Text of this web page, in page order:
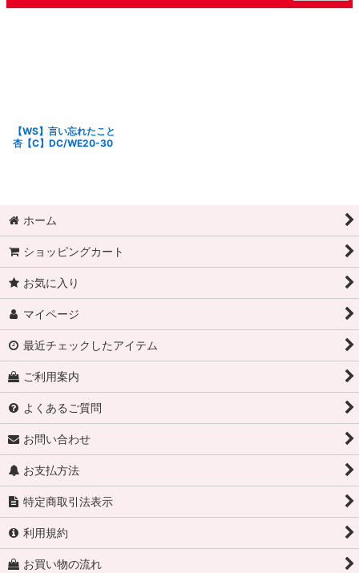
【WS】言い忘れたこと
杏【C】DC/WE20-30
ホーム
ショッピングカート
お気に入り
マイページ
最近チェックしたアイテム
ご利用案内
よくあるご質問
お問い合わせ
お支払方法
特定商取引法表示
利用規約
お買い物の流れ